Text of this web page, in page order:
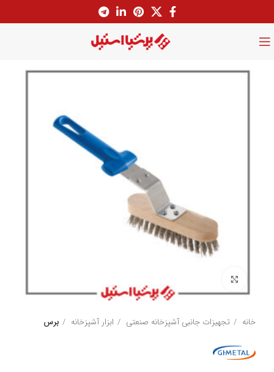
خانه تجهیزات جانبی آشپزخانه صنعتی ابزار آشپزخانه برس